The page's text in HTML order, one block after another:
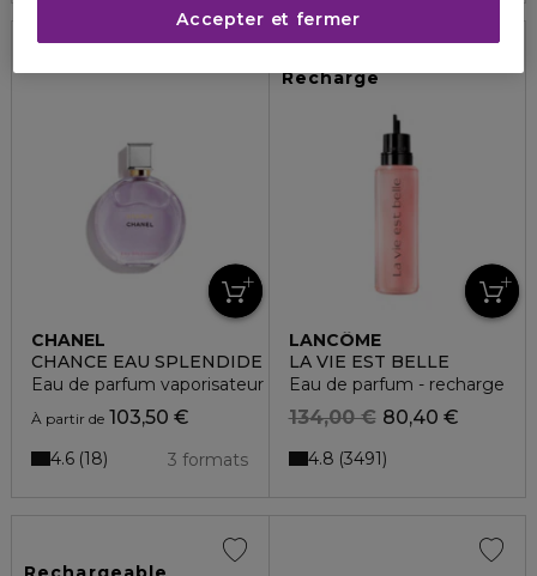
CHANEL
CHANCE EAU SPLENDIDE
Eau de parfum vaporisateur
À partir de 103,50 €
3 formats
4.6 18
Recharge
LANCÔME
LA VIE EST BELLE
Eau de parfum - recharge
80,40 €
134,00 €
4.8 3491
Accepter et fermer